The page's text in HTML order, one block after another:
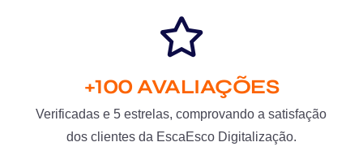
+100 AVALIAÇÕES
Verificadas e 5 estrelas, comprovando a satisfação
dos clientes da EscaEsco Digitalização.